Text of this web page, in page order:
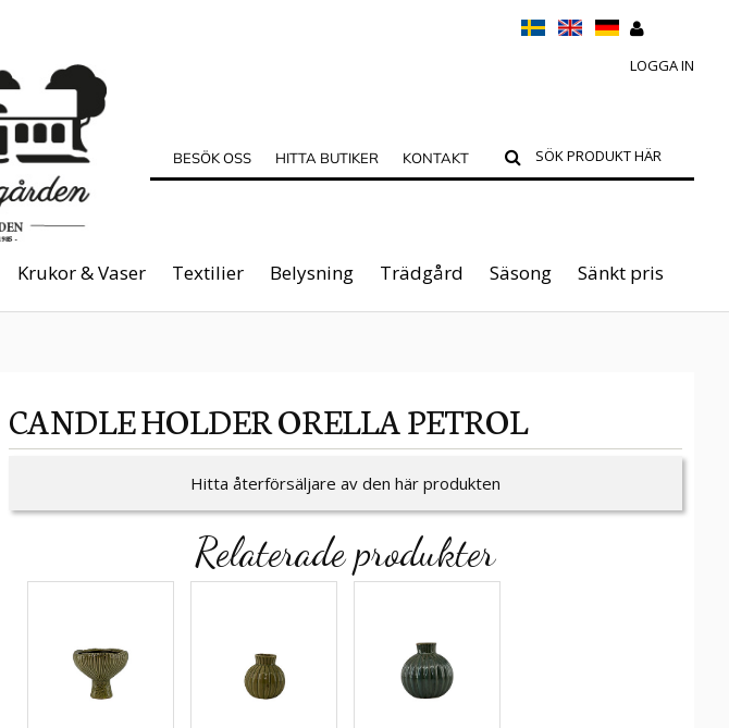
LOGGA IN
BESÖK OSS HITTA BUTIKER KONTAKT
Krukor & Vaser Textilier Belysning Trädgård Säsong Sänkt pris
CANDLE HOLDER ORELLA PETROL
Hitta återförsäljare av den här produkten
Relaterade produkter